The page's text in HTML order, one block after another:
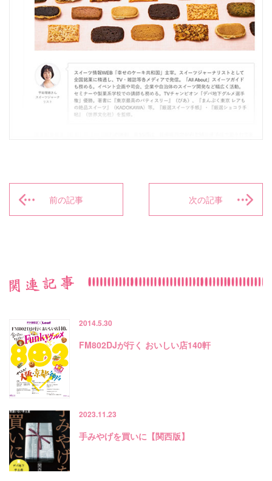
前の記事 次の記事
2014.5.30
FM802DJが行く おいしい店140軒
2023.11.23
手みやげを買いに【関西版】